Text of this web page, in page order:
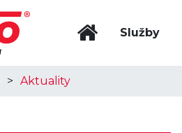
Služby
Aktuality